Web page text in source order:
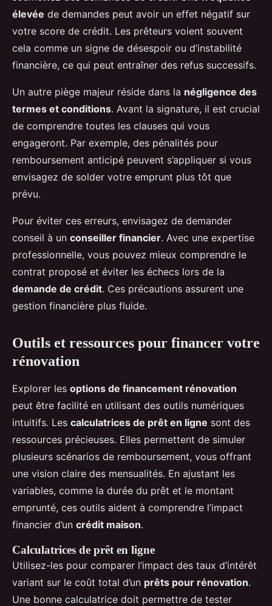
élevée de demandes peut avoir un effet négatif sur
votre score de crédit. Les prêteurs voient souvent
cela comme un signe de désespoir ou d’instabilité
financière, ce qui peut entraîner des refus successifs.
Un autre piège majeur réside dans la négligence des
termes et conditions. Avant la signature, il est crucial
de comprendre toutes les clauses qui vous
engageront. Par exemple, des pénalités pour
remboursement anticipé peuvent s’appliquer si vous
envisagez de solder votre emprunt plus tôt que
prévu.
Pour éviter ces erreurs, envisagez de demander
conseil à un conseiller financier. Avec une expertise
professionnelle, vous pouvez mieux comprendre le
contrat proposé et éviter les échecs lors de la
demande de crédit. Ces précautions assurent une
gestion financière plus fluide.
Outils et ressources pour financer votre
rénovation
Explorer les options de financement rénovation
peut être facilité en utilisant des outils numériques
intuitifs. Les calculatrices de prêt en ligne sont des
ressources précieuses. Elles permettent de simuler
plusieurs scénarios de remboursement, vous offrant
une vision claire des mensualités. En ajustant les
variables, comme la durée du prêt et le montant
emprunté, ces outils aident à comprendre l’impact
financier d’un crédit maison.
Calculatrices de prêt en ligne
Utilisez-les pour comparer l’impact des taux d’intérêt
variant sur le coût total d’un prêts pour rénovation.
Une bonne calculatrice doit permettre de tester